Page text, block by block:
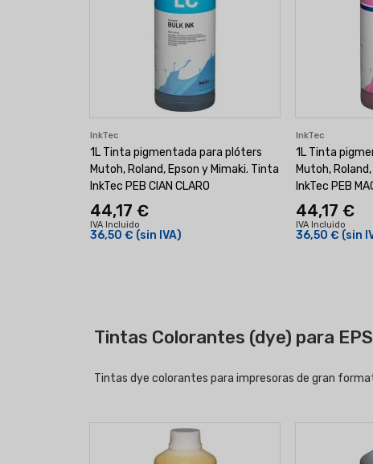
InkTec
1L Tinta pigmentada para plóters
Mutoh, Roland, Epson y Mimaki. Tinta
InkTec PEB CIAN CLARO
44,17 €
IVA Incluido
36,50 € (sin IVA)
InkTec
1L Tinta
Mutoh,
InkTec PEB
44,17 €
IVA Incluido
36,50 € (sin
Tintas Colorantes (dye) para
Tintas dye colorantes para impresoras de gran